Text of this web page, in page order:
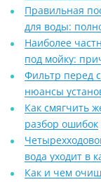
Правильная
для воды:
Наиболее
под мойку:
Фильтр перед
нюансы
Как смягчить
разбор ошибок
вода уходит в
Как и чем